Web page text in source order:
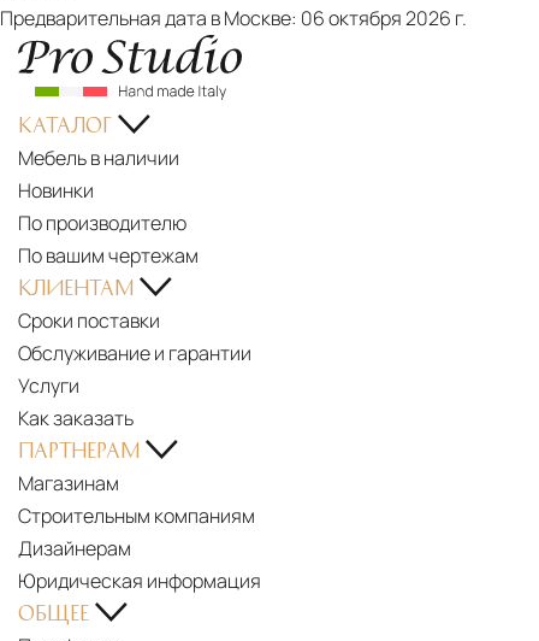
Предварительная дата в Москве: 06 октября 2026 г.
КАТАЛОГ
Мебель в наличии
Новинки
По производителю
По вашим чертежам
КЛИЕНТАМ
Сроки поставки
Обслуживание и гарантии
Услуги
Как заказать
ПАРТНЕРАМ
Магазинам
Строительным компаниям
Дизайнерам
Юридическая информация
ОБЩЕЕ